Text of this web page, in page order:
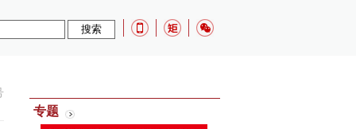
专题